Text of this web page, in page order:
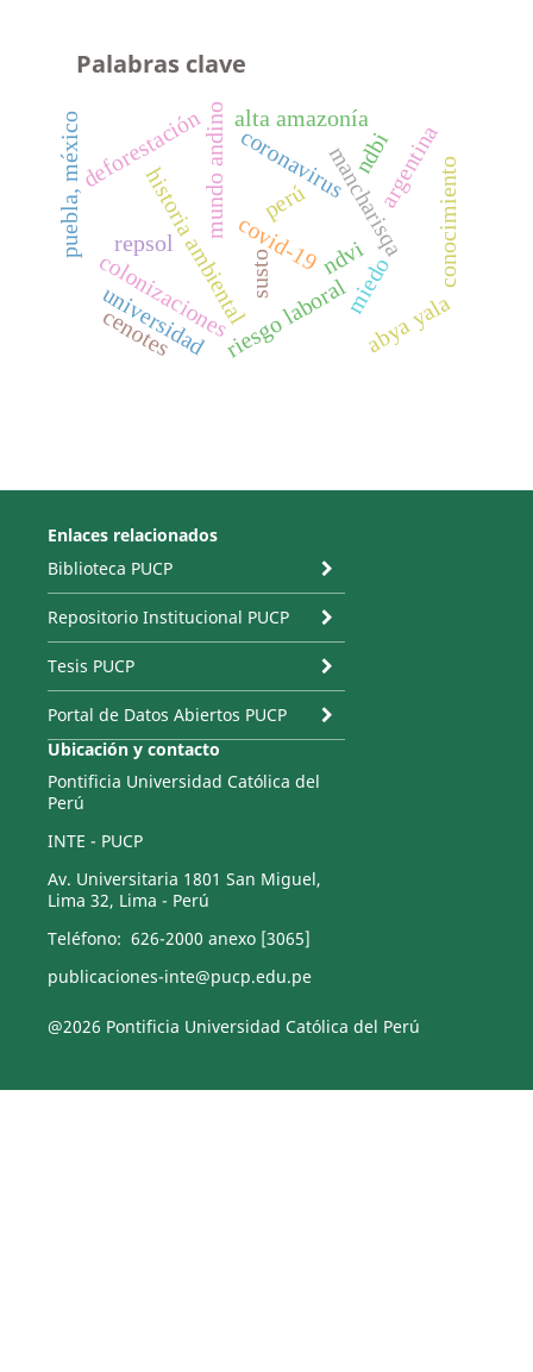
Palabras clave
miedo
mancharisqa
susto
mundo andino coronavirus
covid-19
historia ambiental
alta amazonía
colonizaciones
deforestación
perú argentina
riesgo laboral
puebla, méxico
abya yala
universidad
conocimiento
repsol ndvi
ndbi
cenotes
Enlaces relacionados
Biblioteca PUCP
Repositorio Institucional PUCP
Tesis PUCP
Portal de Datos Abiertos PUCP
Ubicación y contacto
Pontificia Universidad Católica del
Perú
INTE - PUCP
Av. Universitaria 1801 San Miguel,
Lima 32, Lima - Perú
Teléfono: 626-2000 anexo [3065]
publicaciones-inte@pucp.edu.pe
@2026 Pontificia Universidad Católica del Perú